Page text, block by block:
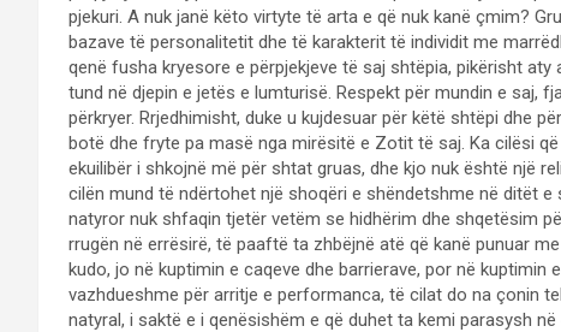
pjekuri. A nuk janë këto virtyte të arta e që nuk kanë çmim?
bazave të personalitetit dhe të karakterit të individit me
qenë fusha kryesore e përpjekjeve të saj shtëpia, pikërisht
tund në djepin e jetës e lumturisë. Respekt për mundin e saj,
përkryer. Rrjedhimisht, duke u kujdesuar për këtë shtëpi dhe
botë dhe fryte pa masë nga mirësitë e Zotit të saj. Ka cilësi
ekuilibër i shkojnë më për shtat gruas, dhe kjo nuk është një
cilën mund të ndërtohet një shoqëri e shëndetshme në ditët
natyror nuk shfaqin tjetër vetëm se hidhërim dhe shqetësim
rrugën në errësirë, të paaftë ta zhbëjnë atë që kanë punuar
kudo, jo në kuptimin e caqeve dhe barrierave, por në
vazhdueshme për arritje e performanca, të cilat do na çonin
natyral, i saktë e i qenësishëm e që duhet ta kemi parasysh